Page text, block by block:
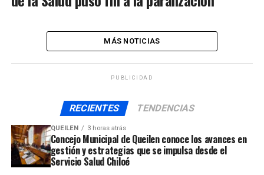
MÁS NOTICIAS
PUBLICIDAD
RECIENTES TENDENCIAS
QUEILEN 3 horas atrás
Concejo Municipal de Queilen conoce los avances en
gestión y estrategias que se impulsa desde el
Servicio Salud Chiloé